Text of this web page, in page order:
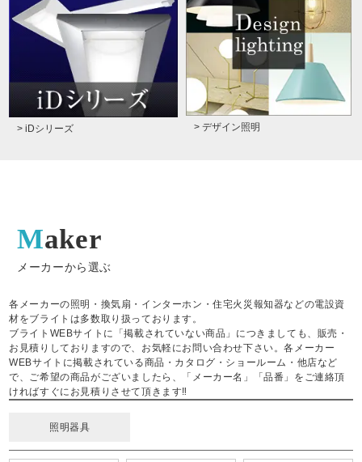
> iDシリーズ > デザイン照明
Maker
メーカーから選ぶ
各メーカーの照明・換気扇・インターホン・住宅火災報知器などの電設資
材をブライトは多数取り扱っております。
ブライトWEBサイトに「掲載されていない商品」につきましても、販売・
お見積りしておりますので、お気軽にお問い合わせ下さい。各メーカー
WEBサイトに掲載されている商品・カタログ・ショールーム・他店など
で、ご希望の商品がございましたら、「メーカー名」「品番」をご連絡頂
ければすぐにお見積りさせて頂きます‼
照明器具